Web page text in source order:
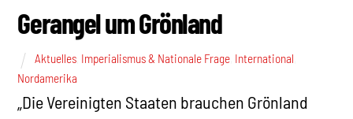
Gerangel um Grönland
Aktuelles Imperialismus & Nationale Frage International
Nordamerika
„Die Vereinigten Staaten brauchen Grönland